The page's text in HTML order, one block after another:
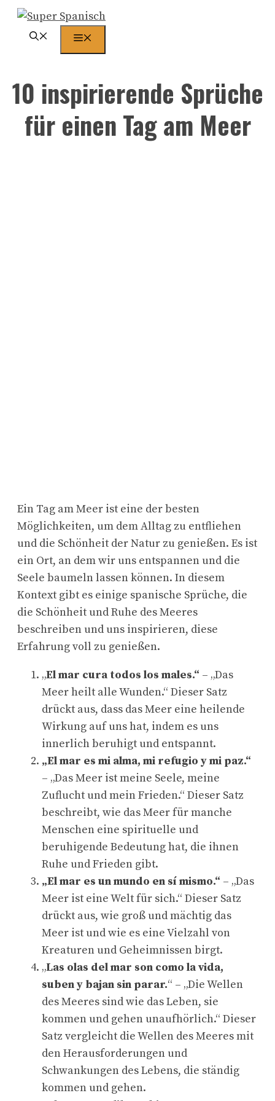
Zum
Inhalt
10 inspirierende Sprüche
für einen Tag am Meer
Ein Tag am Meer ist eine der besten
Möglichkeiten, um dem Alltag zu entfliehen
und die Schönheit der Natur zu genießen. Es ist
ein Ort, an dem wir uns entspannen und die
Seele baumeln lassen können. In diesem
Kontext gibt es einige spanische Sprüche, die
die Schönheit und Ruhe des Meeres
beschreiben und uns inspirieren, diese
Erfahrung voll zu genießen.
„El mar cura todos los males.“ – „Das
Meer heilt alle Wunden.“ Dieser Satz
drückt aus, dass das Meer eine heilende
Wirkung auf uns hat, indem es uns
innerlich beruhigt und entspannt.
„El mar es mi alma, mi refugio y mi paz.“
– „Das Meer ist meine Seele, meine
Zuflucht und mein Frieden.“ Dieser Satz
beschreibt, wie das Meer für manche
Menschen eine spirituelle und
beruhigende Bedeutung hat, die ihnen
Ruhe und Frieden gibt.
„El mar es un mundo en sí mismo.“ – „Das
Meer ist eine Welt für sich.“ Dieser Satz
drückt aus, wie groß und mächtig das
Meer ist und wie es eine Vielzahl von
Kreaturen und Geheimnissen birgt.
„Las olas del mar son como la vida,
suben y bajan sin parar.“ – „Die Wellen
des Meeres sind wie das Leben, sie
kommen und gehen unaufhörlich.“ Dieser
Satz vergleicht die Wellen des Meeres mit
den Herausforderungen und
Schwankungen des Lebens, die ständig
kommen und gehen.